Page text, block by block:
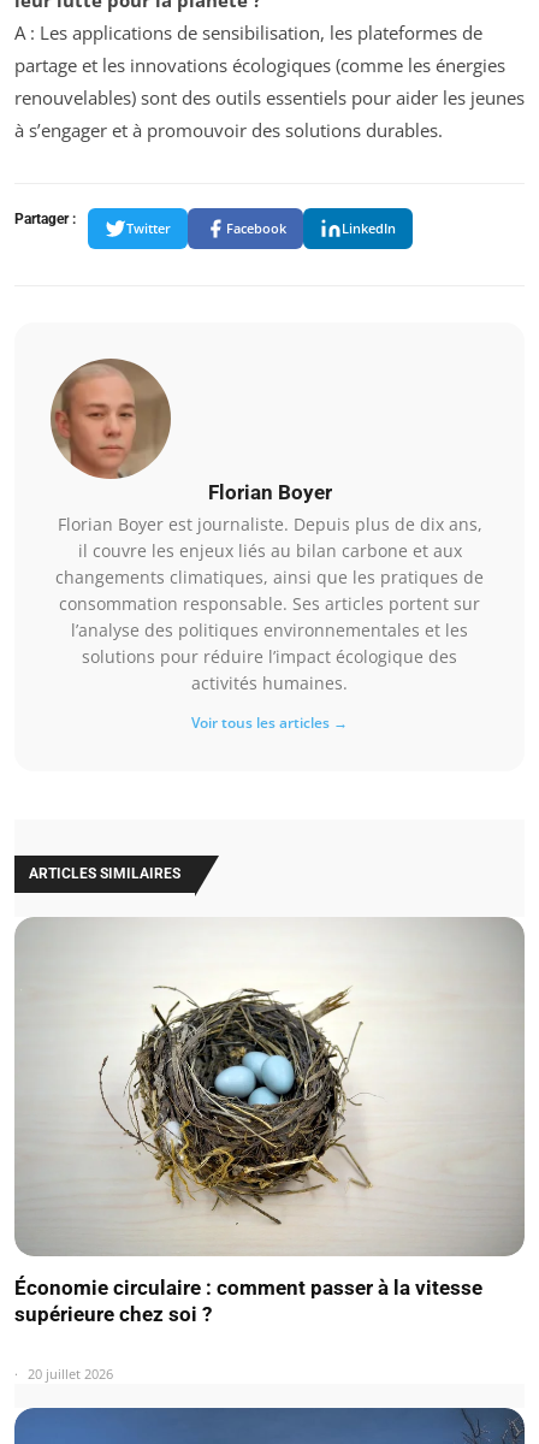
A : Les applications de sensibilisation, les plateformes de
partage et les innovations écologiques (comme les énergies
renouvelables) sont des outils essentiels pour aider les jeunes
à s’engager et à promouvoir des solutions durables.
Partager :
Twitter Facebook LinkedIn
Florian Boyer
Florian Boyer est journaliste. Depuis plus de dix ans,
il couvre les enjeux liés au bilan carbone et aux
changements climatiques, ainsi que les pratiques de
consommation responsable. Ses articles portent sur
l’analyse des politiques environnementales et les
solutions pour réduire l’impact écologique des
activités humaines.
Voir tous les articles →
ARTICLES SIMILAIRES
Économie circulaire : comment passer à la vitesse
supérieure chez soi ?
20 juillet 2026